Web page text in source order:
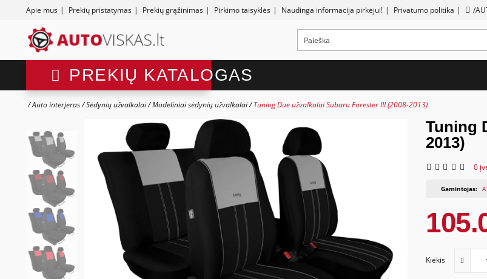
Apie mus | Prekių pristatymas | Prekių grąžinimas | Pirkimo taisyklės | Naudinga informacija pirkėjui! | Privatumo politika | /
PREKIŲ KATALOGAS
Auto interjeras Sėdynių užvalkalai Modeliniai sėdynių užvalkalai Tuning Due užvalkalai Subaru Forester III (2008-2013)
Tuning
2013)
0
Gamintojas:
Kiekis